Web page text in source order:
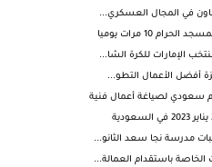
في المجال العسكري...
الإمارات للكرة الشا...
أفضل الأعمال التطو...
سعودي لصياغة أعمال فنية
مدرسة نجا سعد الثانو...
باستقدام العمالة...